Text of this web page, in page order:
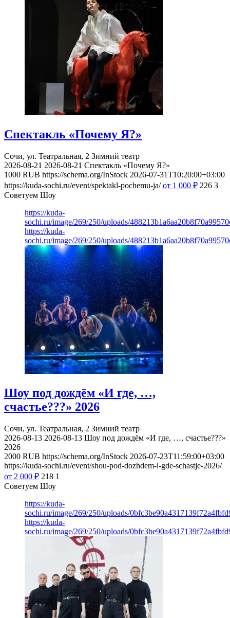
Спектакль «Почему Я?»
Сочи, ул. Театральная, 2 Зимний театр
2026-08-21 2026-08-21 Спектакль «Почему Я?»
1000 RUB https://schema.org/InStock 2026-07-31T10:20:00+03:00
https://kuda-sochi.ru/event/spektakl-pochemu-ja/ от 1 000 ₽ 226 3
Советуем Шоу
https://kuda-
sochi.ru/image/269/250/uploads/
https://kuda-
sochi.ru/image/269/250/uploads/
Шоу под дождём «И где, …,
счастье???» 2026
Сочи, ул. Театральная, 2 Зимний театр
2026-08-13 2026-08-13 Шоу под дождём «И где, …, счастье???»
2026
2000 RUB https://schema.org/InStock 2026-07-23T11:59:00+03:00
https://kuda-sochi.ru/event/shou-pod-dozhdem-i-gde-schastje-2026/
от 2 000 ₽ 218 1
Советуем Шоу
https://kuda-
sochi.ru/image/269/250/uploads/
https://kuda-
sochi.ru/image/269/250/uploads/